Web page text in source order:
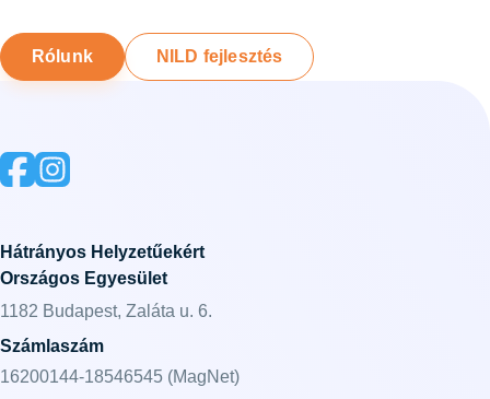
Rólunk NILD fejlesztés
Hátrányos Helyzetűekért
Országos Egyesület
1182 Budapest, Zaláta u. 6.
Számlaszám
16200144-18546545 (MagNet)